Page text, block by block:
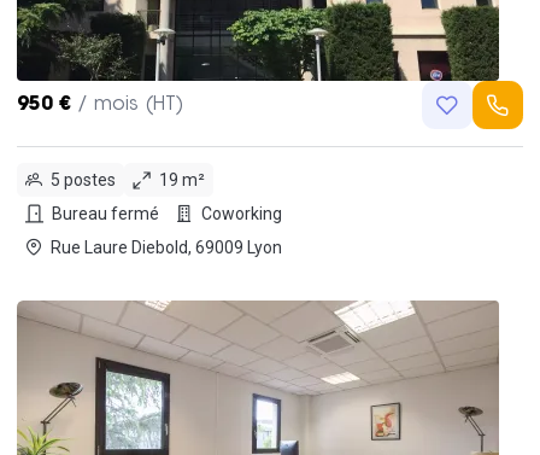
950 € / mois (HT)
5 postes
19 m²
Bureau fermé
Coworking
Rue Laure Diebold, 69009 Lyon